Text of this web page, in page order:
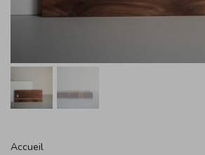
Accueil